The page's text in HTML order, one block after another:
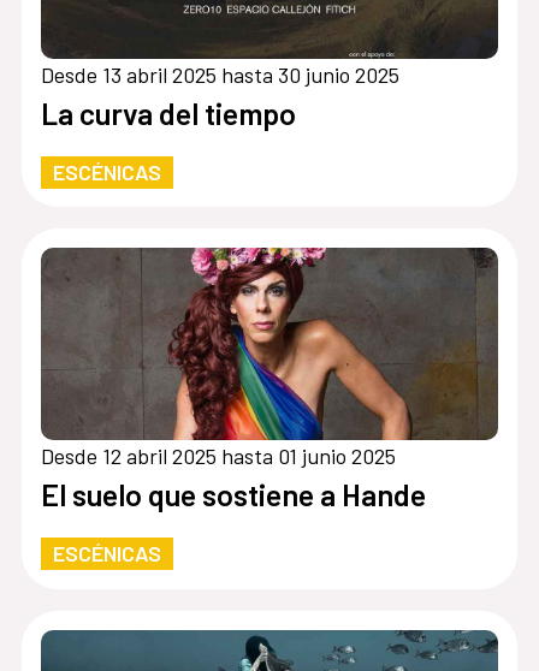
Desde 13 abril 2025 hasta 30 junio 2025
La curva del tiempo
ESCÉNICAS
Desde 12 abril 2025 hasta 01 junio 2025
El suelo que sostiene a Hande
ESCÉNICAS